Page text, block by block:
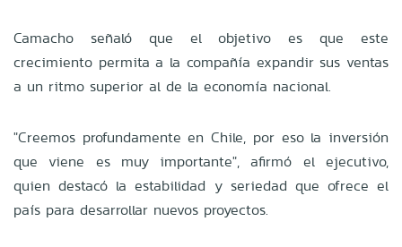
Camacho señaló que el objetivo es que este
crecimiento permita a la compañía expandir sus ventas
a un ritmo superior al de la economía nacional.
"Creemos profundamente en Chile, por eso la inversión
que viene es muy importante", afirmó el ejecutivo,
quien destacó la estabilidad y seriedad que ofrece el
país para desarrollar nuevos proyectos.